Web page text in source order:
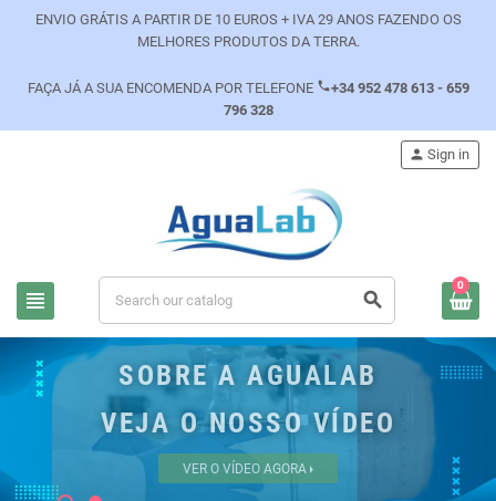
ENVIO GRÁTIS A PARTIR DE 10 EUROS + IVA 29 ANOS FAZENDO OS
MELHORES PRODUTOS DA TERRA.
FAÇA JÁ A SUA ENCOMENDA POR TELEFONE phone+34 952 478 613 - 659
796 328
view_headline search
person Sign in
0